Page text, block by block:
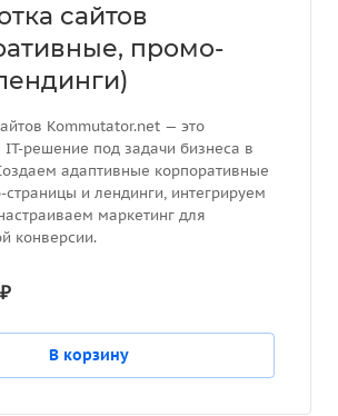
сайтов
промо-
Kommutator.net — это
решение под задачи бизнеса в
адаптивные корпоративные
и лендинги, интегрируем
маркетинг для
конверсии.
В корзину